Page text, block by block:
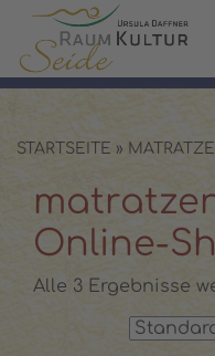
✓ 100 %
✓ Versand
✓ Persönliche
STARTSEITE »
Online-
Alle 3 Ergebnisse